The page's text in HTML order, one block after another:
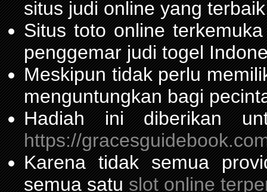
situs judi online yang
Situs toto online
penggemar judi togel
Meskipun tidak perlu
menguntungkan bagi
Hadiah ini diberikan
https://
Karena tidak semua
semua satuslot online